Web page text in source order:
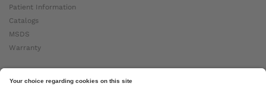
Patient Information
Catalogs
MSDS
Warranty
About Ottobock